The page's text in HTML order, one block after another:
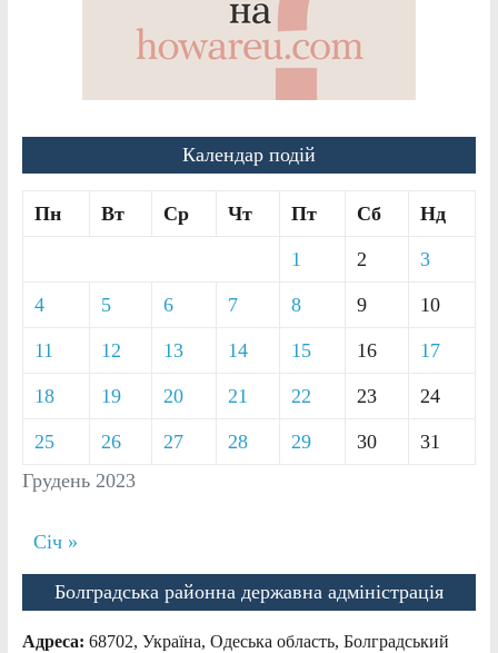
Календар подій
Грудень 2023
Пн Вт Ср Чт Пт Сб Нд
1 2 3
4 5 6 7 8 9 10
11 12 13 14 15 16 17
18 19 20 21 22 23 24
25 26 27 28 29 30 31
Січ »
Болградська районна державна адміністрація
Адреса: 68702, Україна, Одеська область, Болградський